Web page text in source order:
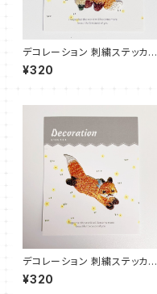
デコレーション 刺繍ステッカー
キツネ 鉛筆
¥320
デコレーション 刺繍ステッカー
キツネ ジャンプ
¥320